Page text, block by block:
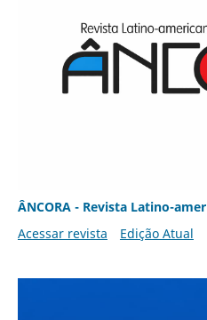
ÂNCORA - Revista Latino-
Acessar revista
Edição Atual